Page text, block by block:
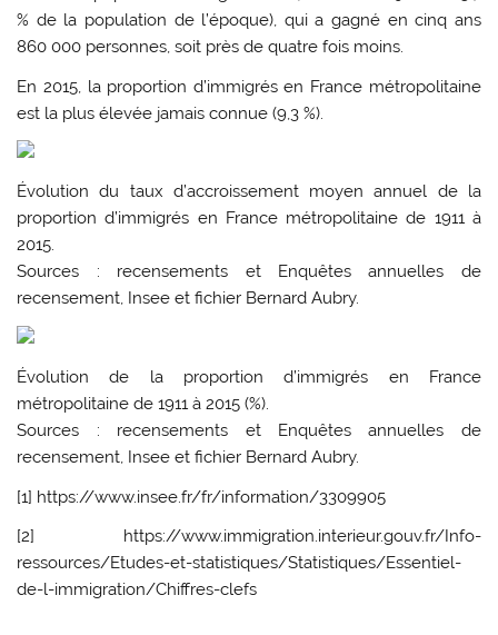
% de la population de l’époque), qui a gagné en cinq ans
860 000 personnes, soit près de quatre fois moins.
En 2015, la proportion d’immigrés en France métropolitaine
est la plus élevée jamais connue (9,3 %).
Évolution du taux d’accroissement moyen annuel de la
proportion d’immigrés en France métropolitaine de 1911 à
2015.
Sources : recensements et Enquêtes annuelles de
recensement, Insee et fichier Bernard Aubry.
Évolution de la proportion d’immigrés en France
métropolitaine de 1911 à 2015 (%).
Sources : recensements et Enquêtes annuelles de
recensement, Insee et fichier Bernard Aubry.
[1] https://www.insee.fr/fr/information/3309905
[2] https://www.immigration.interieur.gouv.fr/Info-
ressources/Etudes-et-statistiques/Statistiques/Essentiel-
de-l-immigration/Chiffres-clefs